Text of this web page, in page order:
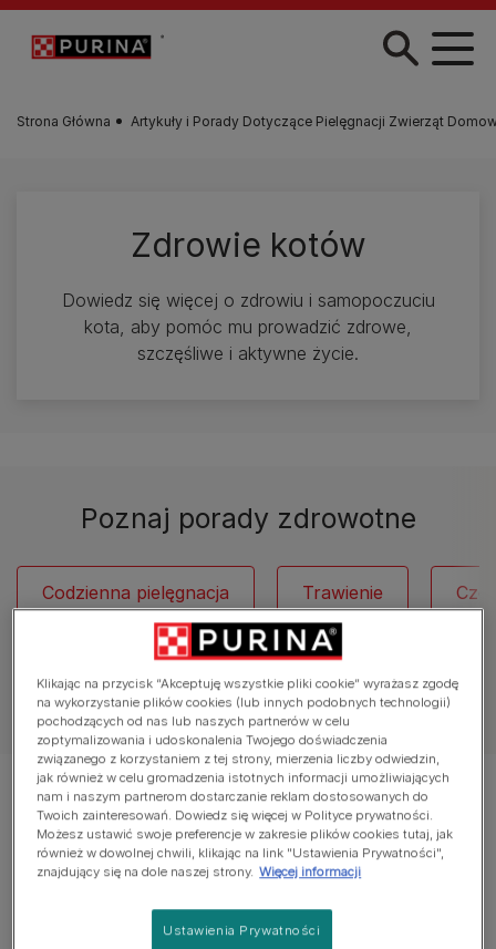
Przejdź do treści
Strona Główna Artykuły i Porady Dotyczące Pielęgnacji Zwierząt
Zdrowie kotów
Dowiedz się więcej o zdrowiu i samopoczuciu
kota, aby pomóc mu prowadzić zdrowe,
szczęśliwe i aktywne życie.
Poznaj porady zdrowotne
Codzienna pielęgnacja Trawienie
Zobacz wszystkie artykuły o kotach
Wyświetlanie 12 z 36 artykułów
Popularne artykuły
Trawienie u kota
Klikając na przycisk “Akceptuję wszystkie pliki cookie” wyrażasz zgodę
na wykorzystanie plików cookies (lub innych podobnych technologii)
pochodzących od nas lub naszych partnerów w celu
zoptymalizowania i udoskonalenia Twojego doświadczenia
związanego z korzystaniem z tej strony, mierzenia liczby odwiedzin,
jak również w celu gromadzenia istotnych informacji umożliwiających
nam i naszym partnerom dostarczanie reklam dostosowanych do
Twoich zainteresowań. Dowiedz się więcej w Polityce prywatności.
Możesz ustawić swoje preferencje w zakresie plików cookies tutaj, jak
również w dowolnej chwili, klikając na link "Ustawienia Prywatności",
znajdujący się na dole naszej strony. Więcej informacji
Ustawienia Prywatności